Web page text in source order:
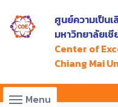
ศูนย์ความเป็น
มหาวิทยาลัยเชี
Center of
Chiang Mai
Menu